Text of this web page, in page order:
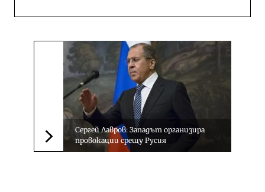
Следваща новина
Сергей Лавров: Западът организира
провокации срещу Русия